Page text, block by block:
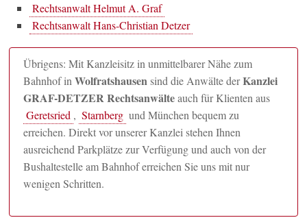
Rechtsanwalt Helmut A. Graf
Rechtsanwalt Hans-Christian Detzer
Übrigens: Mit Kanzleisitz in unmittelbarer Nähe zum
Bahnhof inWolfratshausensind die Anwälte derKanzlei
GRAF-DETZER Rechtsanwälteauch für Klienten aus
Geretsried , Starnberg und München bequem zu
erreichen. Direkt vor unserer Kanzlei stehen Ihnen
ausreichend Parkplätze zur Verfügung und auch von der
Bushaltestelle am Bahnhof erreichen Sie uns mit nur
wenigen Schritten.